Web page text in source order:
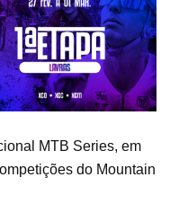
MTB Series, em
do Mountain